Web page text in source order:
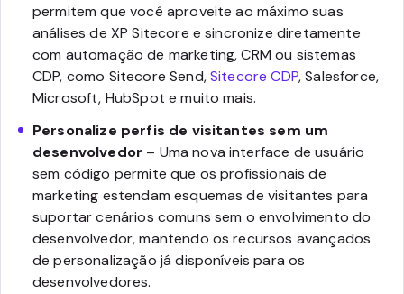
permitem que você aproveite ao máximo suas
análises de XP Sitecore e sincronize diretamente
com automação de marketing, CRM ou sistemas
CDP, como Sitecore Send,Sitecore CDP, Salesforce,
Microsoft, HubSpot e muito mais.
Personalize perfis de visitantes sem um
desenvolvedor – Uma nova interface de usuário
sem código permite que os profissionais de
marketing estendam esquemas de visitantes para
suportar cenários comuns sem o envolvimento do
desenvolvedor, mantendo os recursos avançados
de personalização já disponíveis para os
desenvolvedores.